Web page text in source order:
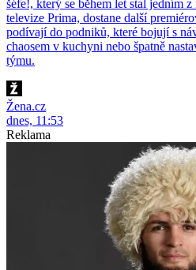
šéfe!, který se během let stal jedním
televize Prima, dostane další
podívají do podniků, které bojují s
chaosem v kuchyni nebo špatně
týmu.
Žena.cz
dnes, 11:53
Reklama